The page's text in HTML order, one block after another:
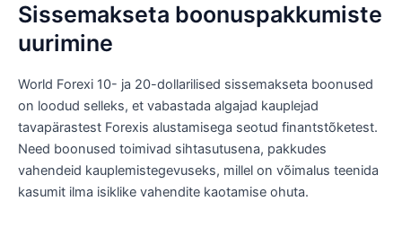
Sissemakseta boonuspakkumiste
uurimine
World Forexi 10- ja 20-dollarilised sissemakseta boonused
on loodud selleks, et vabastada algajad kauplejad
tavapärastest Forexis alustamisega seotud finantstõketest.
Need boonused toimivad sihtasutusena, pakkudes
vahendeid kauplemistegevuseks, millel on võimalus teenida
kasumit ilma isiklike vahendite kaotamise ohuta.